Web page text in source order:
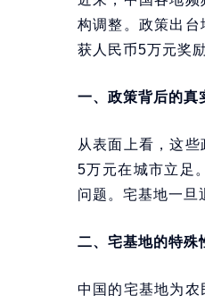
构调整。政策出
获人民币5万元奖
一、政策背后的真
从表面上看，这
5万元在城市立足
问题。宅基地一旦
二、宅基地的特殊
中国的宅基地为